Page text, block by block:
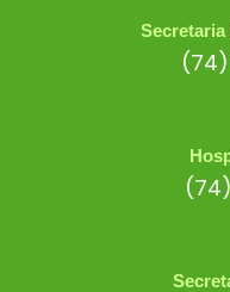
Secretaria